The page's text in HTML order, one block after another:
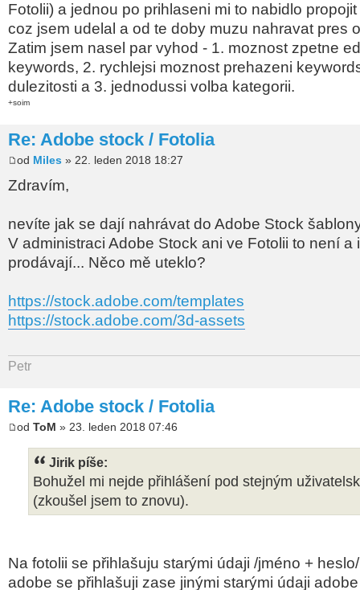
Fotolii) a jednou po prihlaseni mi to nabidlo
coz jsem udelal a od te doby muzu nahravat pres
Zatim jsem nasel par vyhod - 1. moznost zpetne
keywords, 2. rychlejsi moznost prehazeni
dulezitosti a 3. jednodussi volba kategorii.
+soim
Re: Adobe stock / Fotolia
od Miles » 22. leden 2018 18:27
Zdravím,
nevíte jak se dají nahrávat do Adobe Stock
V administraci Adobe Stock ani ve Fotolii to není a
prodávají... Něco mě uteklo?
https://stock.adobe.com/templates
https://stock.adobe.com/3d-assets
Petr
Re: Adobe stock / Fotolia
od ToM » 23. leden 2018 07:46
Jirik píše:
Bohužel mi nejde přihlášení pod stejným
(zkoušel jsem to znovu).
Na fotolii se přihlašuju starými údaji /jméno +
adobe se přihlašuji zase jinými starými údaji